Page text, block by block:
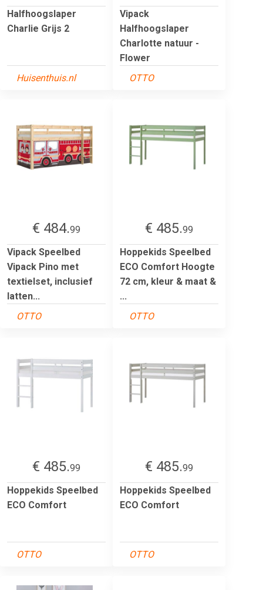
Halfhoogslaper
Charlie Grijs 2
Huisenthuis.nl
Vipack
Halfhoogslaper
Charlotte natuur -
Flower
OTTO
€ 484.99
Vipack Speelbed
Vipack Pino met
textielset, inclusief
latten...
OTTO
€ 485.99
Hoppekids Speelbed
ECO Comfort Hoogte
72 cm, kleur & maat &
...
OTTO
€ 485.99
Hoppekids Speelbed
ECO Comfort
OTTO
€ 485.99
Hoppekids Speelbed
ECO Comfort
OTTO